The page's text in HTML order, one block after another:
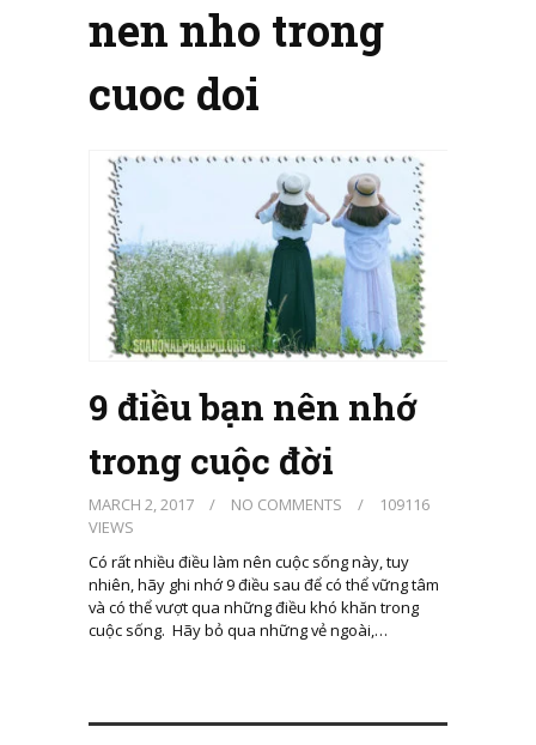
nen nho trong
cuoc doi
9 điều bạn nên nhớ
trong cuộc đời
MARCH 2, 2017 / NO COMMENTS /
109116
VIEWS
Có rất nhiều điều làm nên cuộc sống này, tuy
nhiên, hãy ghi nhớ 9 điều sau để có thể vững tâm
và có thể vượt qua những điều khó khăn trong
cuộc sống. Hãy bỏ qua những vẻ ngoài,…